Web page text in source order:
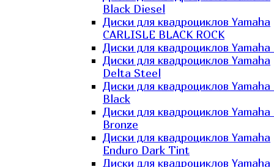
Black Diesel
Диски для квадроциклов Yamaha
CARLISLE BLACK ROCK
Диски для квадроциклов Yamaha
Диски для квадроциклов Yamaha
Delta Steel
Диски для квадроциклов
Black
Диски для квадроциклов
Bronze
Диски для квадроциклов Yamaha
Enduro Dark Tint
Диски для квадроциклов Yamaha